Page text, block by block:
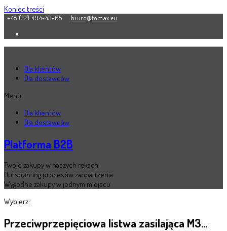
Koniec treści
+48 (32) 494-43-65 biuro@tomax.eu
Dla klientów
Dla dostawców
Menu
Dla klientów
Dla dostawców
Platforma B2B
Twoje zakupy w naszych rękach
Outsourcing procesów zaopatrzenia
Wygodne zakupy w jednym miejscu
Wybierz:
Przeciwprzepięciowa listwa zasilająca M3…